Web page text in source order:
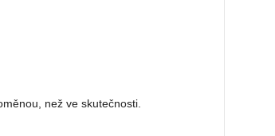
než ve skutečnosti.